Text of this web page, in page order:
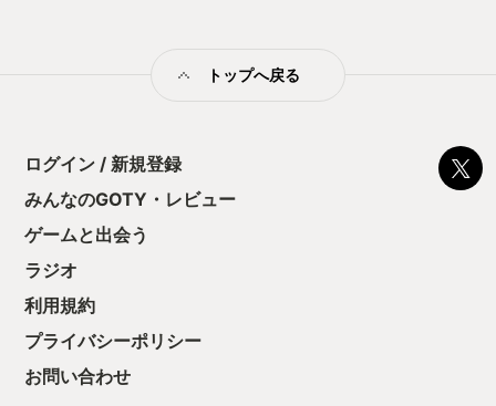
トップへ戻る
ログイン / 新規登録
みんなのGOTY・レビュー
ゲームと出会う
ラジオ
利用規約
プライバシーポリシー
お問い合わせ